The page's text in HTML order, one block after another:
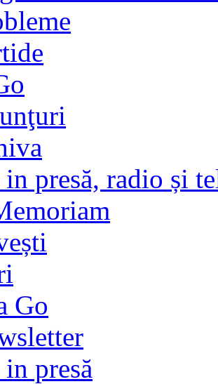
in presă, radio și
Go
presă